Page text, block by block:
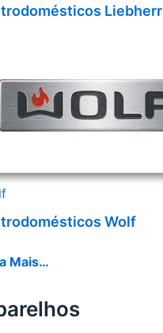
Liebherr
Wolf
Mais…